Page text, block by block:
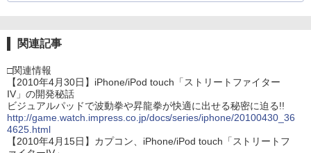
関連記事
□関連情報
【2010年4月30日】iPhone/iPod touch「ストリートファイター
IV」の開発秘話
ビジュアルパッドで波動拳や昇龍拳が快適に出せる秘密に迫る!!
http://game.watch.impress.co.jp/docs/series/iphone/20100430_36
4625.html
【2010年4月15日】カプコン、iPhone/iPod touch「ストリートフ